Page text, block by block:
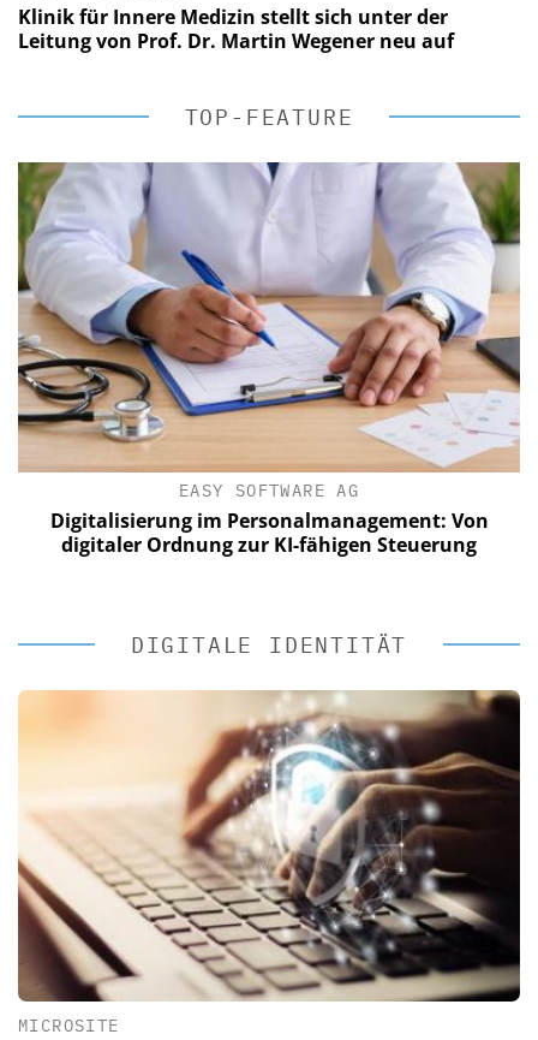
Klinik für Innere Medizin stellt sich unter der
Leitung von Prof. Dr. Martin Wegener neu auf
TOP-FEATURE
EASY SOFTWARE AG
Digitalisierung im Personalmanagement: Von
digitaler Ordnung zur KI-fähigen Steuerung
DIGITALE IDENTITÄT
MICROSITE